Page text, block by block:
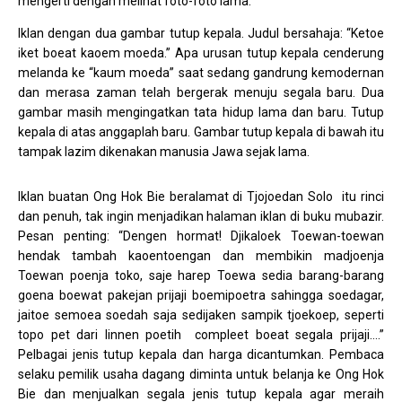
Iklan dengan dua gambar tutup kepala. Judul bersahaja: “Ketoe
iket boeat kaoem moeda.” Apa urusan tutup kepala cenderung
melanda ke “kaum moeda” saat sedang gandrung kemodernan
dan merasa zaman telah bergerak menuju segala baru. Dua
gambar masih mengingatkan tata hidup lama dan baru. Tutup
kepala di atas anggaplah baru. Gambar tutup kepala di bawah itu
tampak lazim dikenakan manusia Jawa sejak lama.
Iklan buatan Ong Hok Bie beralamat di Tjojoedan Solo itu rinci
dan penuh, tak ingin menjadikan halaman iklan di buku mubazir.
Pesan penting: “Dengen hormat! Djikaloek Toewan-toewan
hendak tambah kaoentoengan dan membikin madjoenja
Toewan poenja toko, saje harep Toewa sedia barang-barang
goena boewat pakejan prijaji boemipoetra sahingga soedagar,
jaitoe semoea soedah saja sedijaken sampik tjoekoep, seperti
topo pet dari linnen poetih compleet boeat segala prijaji….”
Pelbagai jenis tutup kepala dan harga dicantumkan. Pembaca
selaku pemilik usaha dagang diminta untuk belanja ke Ong Hok
Bie dan menjualkan segala jenis tutup kepala agar meraih